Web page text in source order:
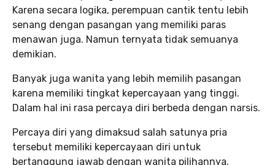
Karena secara logika, perempuan cantik tentu lebih
senang dengan pasangan yang memiliki paras
menawan juga. Namun ternyata tidak semuanya
demikian.
Banyak juga wanita yang lebih memilih pasangan
karena memiliki tingkat kepercayaan yang tinggi.
Dalam hal ini rasa percaya diri berbeda dengan narsis.
Percaya diri yang dimaksud salah satunya pria
tersebut memiliki kepercayaan diri untuk
bertanggung jawab dengan wanita pilihannya.